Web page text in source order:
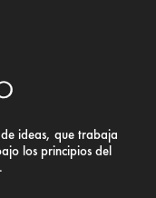
ideas, que trabaja
los principios del